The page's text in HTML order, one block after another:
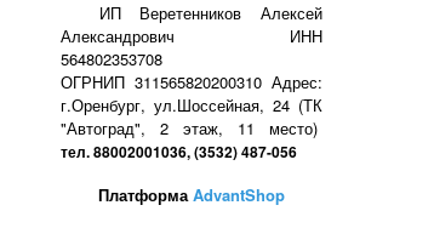
ИП Веретенников Алексей
Александрович ИНН
564802353708
ОГРНИП 311565820200310 Адрес:
г.Оренбург, ул.Шоссейная, 24 (ТК
"Автоград", 2 этаж, 11 место)
тел. 88002001036, (3532) 487-056
ПлатформаAdvantShop